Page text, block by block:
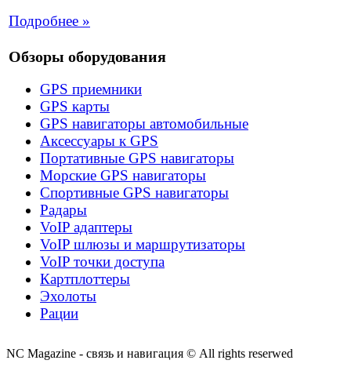
Подробнее »
Обзоры оборудования
GPS приемники
GPS карты
GPS навигаторы автомобильные
Аксессуары к GPS
Портативные GPS навигаторы
Морские GPS навигаторы
Спортивные GPS навигаторы
Радары
VoIP адаптеры
VoIP шлюзы и маршрутизаторы
VoIP точки доступа
Картплоттеры
Эхолоты
Рации
NC Magazine - связь и навигация © All rights reserwed